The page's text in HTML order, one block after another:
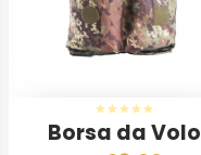
Borsa da Volo